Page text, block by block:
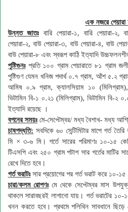
এক নজরে পেয়ারা
উন্নতজাতঃবারি পেয়ারা-১, বারি পেয়ারা-২,
পেয়ারা-২, বাউ পেয়ারা-৩, বাউ পেয়ারা-৪, বাউ
বাউ পেয়ারা-৮ এবং স্বরূপ কাঠি ইত্যাদি
পুষ্টিগুনঃ প্রতি ১০০ গ্রাম পেয়ারাতে ৮১ গ্রাম
পুষ্টিগুণ যেমন খনিজ পদার্থ ০.৭ গ্রাম, আঁশ ৫.২
আমিষ ০.৯ গ্রাম, ক্যালসিয়াম ১০
ভিটামিন বি-১ ০.২১ (মিলিগ্রাম), ভিটামিন বি-২
ইত্যাদি রয়েছে ।
বপনেরসময়ঃ মে-সেপ্টেম্বর/ মধ্য বৈশাখ- মধ্য
চাষপদ্ধতি: সবদিকে ৬০ সেন্টিমিটার মাপে গর্ত
মি × ৩-৬ মি। গর্তে সারের পরিমাণঃ ১০-১৫
টিএসপি এবং ২৫০ গ্রাম পটাশ সার গর্তের মাটির
রেখে দিতে হবে।
গর্তভরাটঃ সার প্রয়োগের পর গর্ত ভরাট করে ১০-১৫
চারা/কলম রোপণঃ মে থেকে সেপ্টেম্বর মাস
থাকলে সারাবছরই লাগানো যায়। গর্ত ভরাটের ১০-
খনন করতে হবে। প্রথমে পলিথিন সাবধানে